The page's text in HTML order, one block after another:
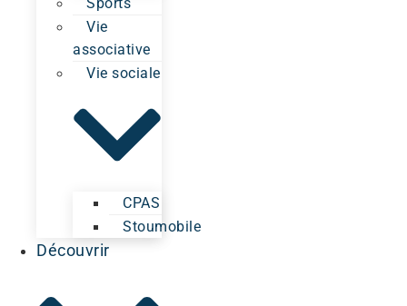
Vie
associative
Vie sociale
CPAS
Stoumobile
Découvrir